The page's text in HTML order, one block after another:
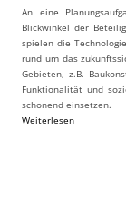
An eine
Blickwinkel der
spielen die
rund um das
Gebieten, z.B.
Funktionalität und
schonend einsetzen.
Weiterlesen